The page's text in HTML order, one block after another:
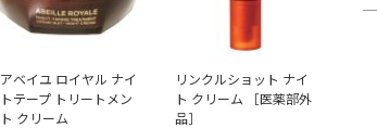
アベイユ ロイヤル ナイ
トテープ トリートメン
ト クリーム
リンクルショット ナイ
ト クリーム ［医薬部外
品］